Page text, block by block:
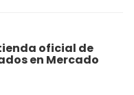
oficial de
en Mercado